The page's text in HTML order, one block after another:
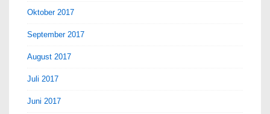
Oktober 2017
September 2017
August 2017
Juli 2017
Juni 2017